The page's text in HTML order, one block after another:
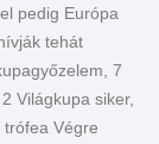
pedig Európa
tehát
7
Világkupa siker,
trófea Végre